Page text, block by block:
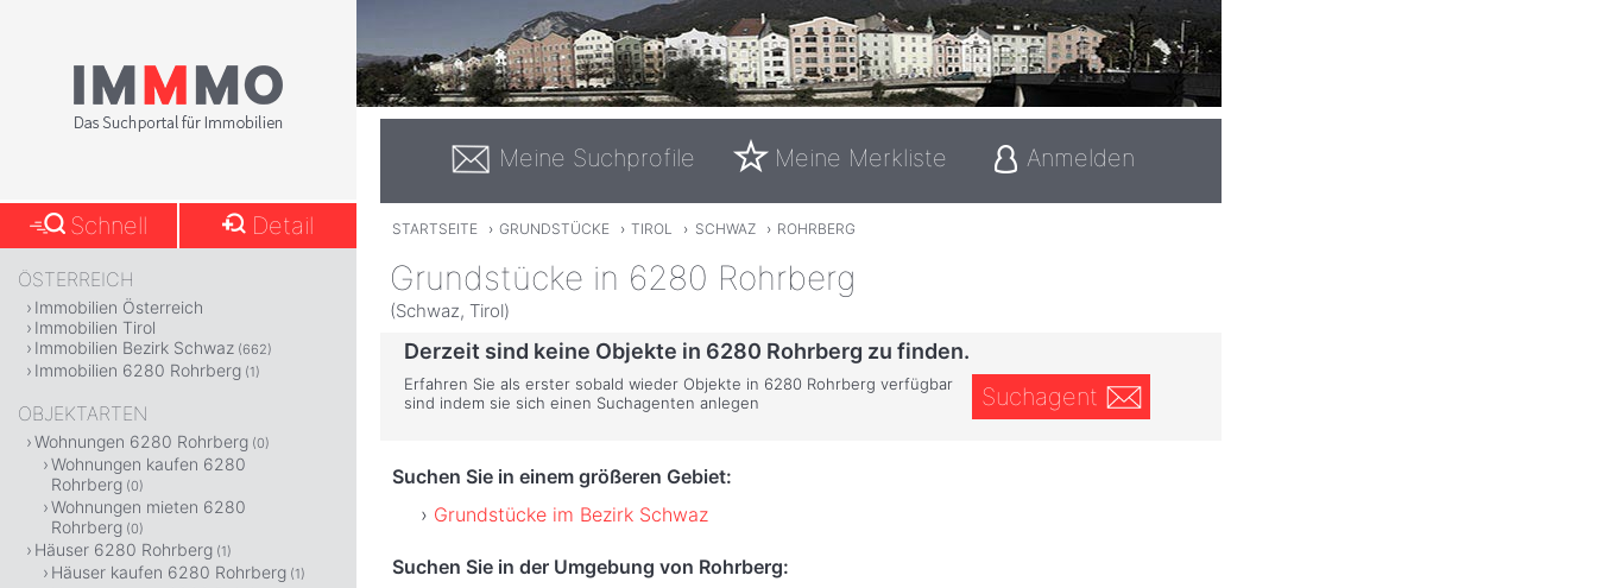
Meine Suchprofile Meine Merkliste Anmelden
STARTSEITE › GRUNDSTÜCKE › TIROL › SCHWAZ › ROHRBERG
Grundstücke in 6280 Rohrberg
(Schwaz, Tirol)
Derzeit sind keine Objekte in 6280 Rohrberg zu finden.
Erfahren Sie als erster sobald wieder Objekte in 6280 Rohrberg verfügbar
sind indem sie sich einen Suchagenten anlegen
Suchagent
Suchen Sie in einem größeren Gebiet:
Grundstücke im Bezirk Schwaz
Suchen Sie in der Umgebung von Rohrberg:
Schnell Detail
ÖSTERREICH
Immobilien Österreich
Immobilien Tirol
Immobilien Bezirk Schwaz (662)
Immobilien 6280 Rohrberg (1)
OBJEKTARTEN
Wohnungen 6280 Rohrberg (0)
Wohnungen kaufen 6280
Rohrberg (0)
Wohnungen mieten 6280
Rohrberg (0)
Häuser 6280 Rohrberg (1)
Häuser kaufen 6280 Rohrberg (1)